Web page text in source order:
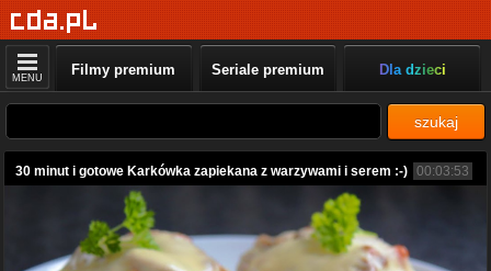
MENU Filmy premium Seriale premium Dla dzieci
szukaj
30 minut i gotowe Karkówka zapiekana z warzywami i serem :-) 00:03:53